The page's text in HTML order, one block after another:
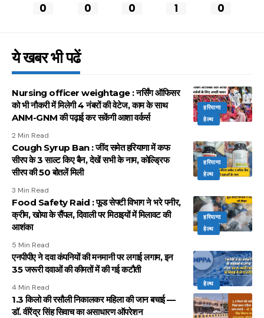
0 0 0 1 0
ये खबर भी पढें
हरियाणा
हेल्थ
Nursing officer weightage : नर्सिंग ऑफिसर
को भी नौकरी में मिलेगी 4 नंबरों की वेटेज, काम के साथ
ANM-GNM की पढ़ाई कर सकेंगी आशा वर्कर्स
2 Min Read
हरियाणा
हेल्थ
Cough Syrup Ban : जींद समेत हरियाणा में कफ
सीरप के 3 साल्ट किए बैन, देखें सभी के नाम, कोल्ड्रिफ
सीरप की 50 बोतलें मिली
3 Min Read
हरियाणा
हेल्थ
Food Safety Raid : फूड सेफ्टी विभाग ने भरे पनीर,
क्रीम, खोया के सैंपल, दिवाली पर मिठाइयों में मिलावट की
आशंका
5 Min Read
हेल्थ
एनपीपीए ने दवा कंपनियों की मनमानी पर लगाई लगाम, इन
35 जरूरी दवाओं की कीमतों में की गई कटौती
4 Min Read
1.3 किलो की रसौली निकालकर महिला की जान बचाई —
डॉ. वीरेंद्र सिंह सिवाच का असाधारण ऑपरेशन